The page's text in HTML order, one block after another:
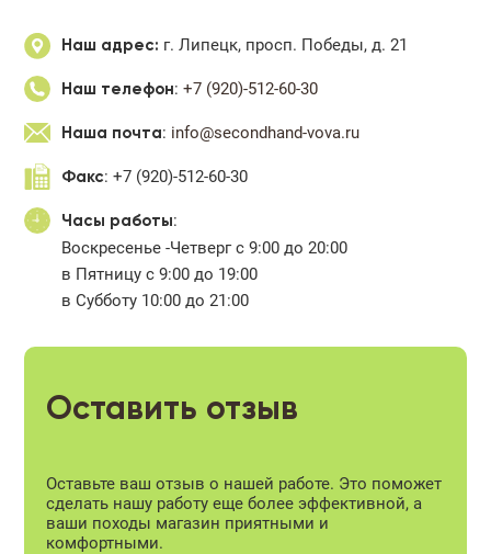
Наш адрес: г. Липецк, просп. Победы, д. 21
Наш телефон:+7 (920)-512-60-30
Наша почта: info@secondhand-vova.ru
Факс: +7 (920)-512-60-30
Часы работы:
Воскресенье -Четверг с 9:00 до 20:00
в Пятницу с 9:00 до 19:00
в Субботу 10:00 до 21:00
Оставить отзыв
Оставьте ваш отзыв о нашей работе. Это поможет
сделать нашу работу еще более эффективной, а
ваши походы магазин приятными и
комфортными.